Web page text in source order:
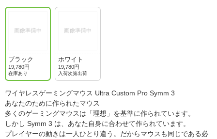
ブラック
19,780円
在庫あり
ホワイト
19,780円
入荷次第出荷
ワイヤレスゲーミングマウス Ultra Custom Pro Symm 3
あなたのために作られたマウス
多くのゲーミングマウスは「理想」を基準に作られています。
しかし Symm 3 は、あなた自身に合わせて作られています。
プレイヤーの動きは一人ひとり違う。だからマウスも同じである必